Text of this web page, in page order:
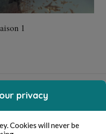
1
privacy
Cookies will never be